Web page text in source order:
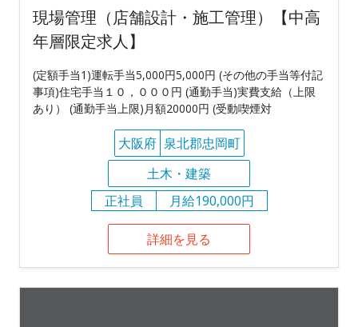
現場管理（店舗設計・施工管理）【中高
年層限定求人】
(定額手当1)運転手当5,000円5,000円 (その他の手当等付記
事項)住宅手当１０，０００円 (通勤手当)実費支給（上限
あり） (通勤手当上限)月額20000円 (受動喫煙対
大阪府 泉北郡忠岡町
土木・建築
正社員
月給190,000円
詳細を見る